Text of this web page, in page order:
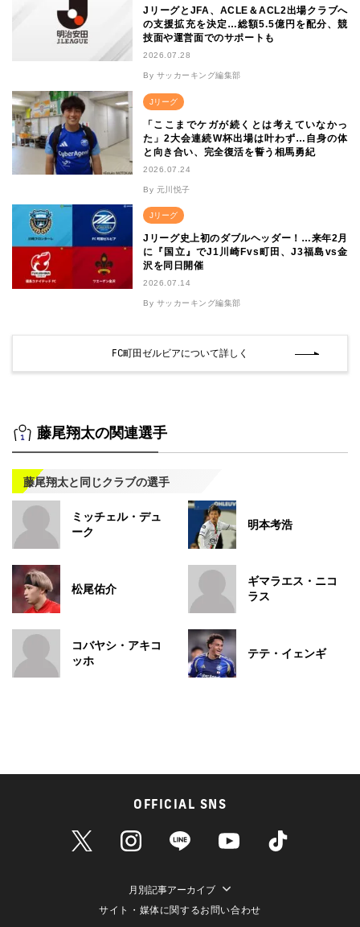
JリーグとJFA、ACLE＆ACL2出場クラブへ
の支援拡充を決定…総額5.5億円を配分、競
技面や運営面でのサポートも
2026.07.28
By サッカーキング編集部
Jリーグ
「ここまでケガが続くとは考えていなかっ
た」2大会連続W杯出場は叶わず…自身の体
と向き合い、完全復活を誓う相馬勇紀
2026.07.24
By 元川悦子
Jリーグ
Jリーグ史上初のダブルヘッダー！…来年2月
に『国立』でJ1川崎Fvs町田、J3福島vs金
沢を同日開催
2026.07.14
By サッカーキング編集部
FC町田ゼルビアについて詳しく
藤尾翔太の関連選手
藤尾翔太と同じクラブの選手
ミッチェル・デュ
ーク
明本考浩
松尾佑介
ギマラエス・ニコ
ラス
コバヤシ・アキコ
ッホ
テテ・イェンギ
OFFICIAL SNS
月別記事アーカイブ
サイト・媒体に関するお問い合わせ